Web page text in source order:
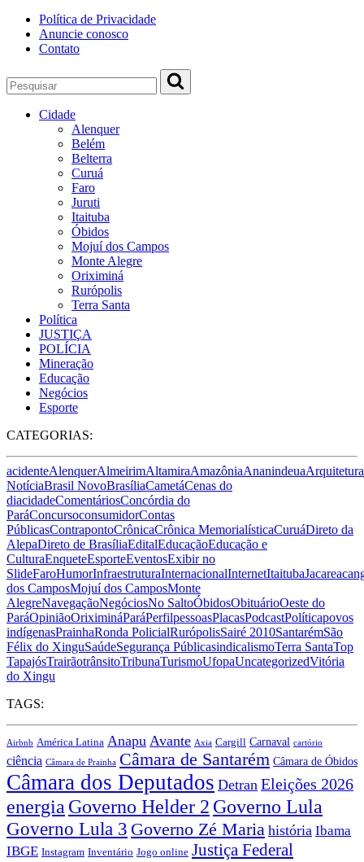
Política de Privacidade
Anuncie conosco
Contato
Cidade
Alenquer
Belém
Belterra
Curuá
Faro
Juruti
Itaituba
Óbidos
Mojuí dos Campos
Monte Alegre
Oriximiná
Rurópolis
Terra Santa
Política
JUSTIÇA
POLÍCIA
Mineração
Educação
Negócios
Esporte
CATEGORIAS:
acidenteAlenquerAlmeirimAltamiraAmazôniaAnanindeuaArquitetura
NotíciaBrasil NovoBrasíliaCametáCenas do
diacidadeComentáriosConcórdia do
ParáConcursoconsumidorContas
PúblicasContrapontoCrônicaCrônica MemorialísticaCuruáDireto da
AlepaDireto de BrasíliaEditalEducaçãoEducação e
CulturaEnqueteEsporteEventosExibir no
SlideFaroHumorInfraestruturaInternacionalInternetItaituba
dos CamposMojuí dos CamposMonte
AlegreNavegaçãoNegóciosNo SaltoÓbidosObituárioOeste do
ParáOpiniãoOriximináParáPerfilpessoasPlacasPodcastPolíticapovos
indígenasPrainhaRonda PolicialRurópolisSairé 2010SantarémSão
Félix do XinguSaúdeSegurança PúblicasindicalismoTerra SantaTop
TapajósTrairãotrânsitoTribunaTurismoUfopaUncategorizedVitória
do Xingu
TAGS:
Airbnb América Latina Anapu Avante Axia Cargill Carnaval cartório
ciência Câmara de Prainha Câmara de Santarém Câmara de Óbidos
Câmara dos Deputados Detran Eleições 2026
energia Governo Helder 2 Governo Lula
Governo Lula 3 Governo Zé Maria história Ibama
IBGE Instagram Inventário Jogo online Justiça Federal